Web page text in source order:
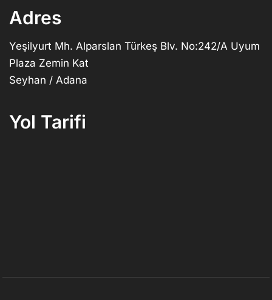
Adres
Yeşilyurt Mh. Alparslan Türkeş Blv. No:242/A Uyum
Plaza Zemin Kat
Seyhan / Adana
Yol Tarifi